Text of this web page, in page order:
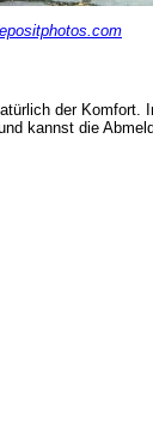
der
kannst die